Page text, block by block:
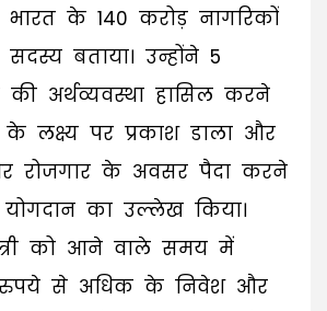
भारत के 140 करोड़ नागरिकों
बताया। उन्होंने 5
की अर्थव्यवस्था हासिल करने
के लक्ष्य पर प्रकाश डाला और
रोजगार के अवसर पैदा करने
का उल्लेख किया।
को आने वाले समय में
रुपये से अधिक के निवेश और